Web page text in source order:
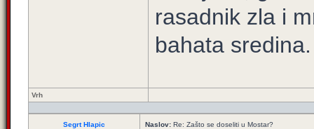
rasadnik zla i
bahata sredina.
Vrh
Segrt Hlapic Naslov: Re: Zašto se doseliti u Mostar?